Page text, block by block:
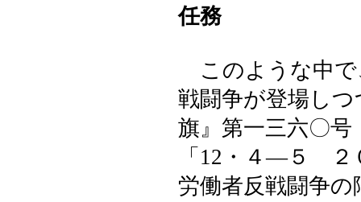
任務
このような中で
戦闘争が登場し
旗』第一三六〇号
「12・４―５ ２
労働者反戦闘争